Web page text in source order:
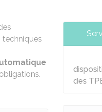
techniques
des